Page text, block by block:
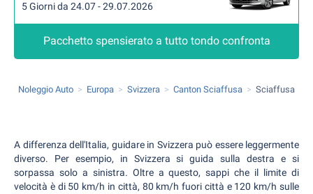
5 Giorni da 24.07 - 29.07.2026
Pacchetto spensierato a tutto tondo confronta
Noleggio Auto Europa Svizzera Canton Sciaffusa Sciaffusa
A differenza dell'Italia, guidare in Svizzera può essere leggermente
diverso. Per esempio, in Svizzera si guida sulla destra e si
sorpassa solo a sinistra. Oltre a questo, sappi che il limite di
velocità è di 50 km/h in città, 80 km/h fuori città e 120 km/h sulle